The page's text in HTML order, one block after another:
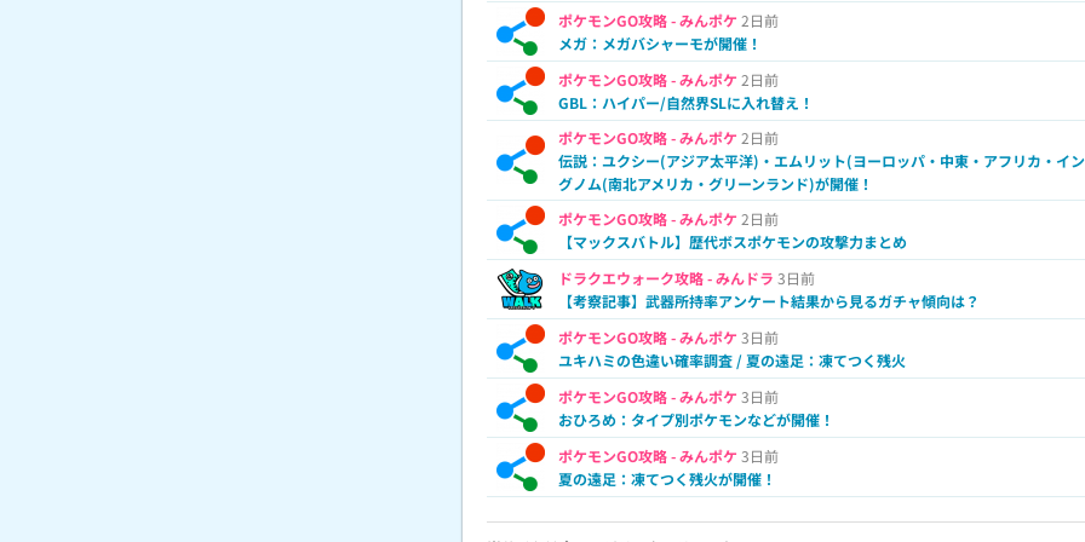
ポケモンGO攻略 - みんポケ 2日前
メガ：メガバシャーモが開催！
ポケモンGO攻略 - みんポケ 2日前
GBL：ハイパー/自然界SLに入れ替え！
ポケモンGO攻略 - みんポケ 2日前
伝説：ユクシー(アジア太平洋)・エムリット(ヨーロッパ・中東・アフリカ・イ
グノム(南北アメリカ・グリーンランド)が開催！
ポケモンGO攻略 - みんポケ 2日前
【マックスバトル】歴代ボスポケモンの攻撃力まとめ
ドラクエウォーク攻略 - みんドラ 3日前
【考察記事】武器所持率アンケート結果から見るガチャ傾向は？
ポケモンGO攻略 - みんポケ 3日前
ユキハミの色違い確率調査 / 夏の遠足：凍てつく残火
ポケモンGO攻略 - みんポケ 3日前
おひろめ：タイプ別ポケモンなどが開催！
ポケモンGO攻略 - みんポケ 3日前
夏の遠足：凍てつく残火が開催！